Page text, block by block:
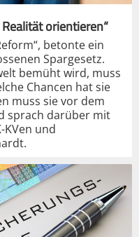
orientieren“
betonte ein
Spargesetz.
bemüht wird, muss
Chancen hat sie
muss sie vor dem
sprach darüber mit
KVen und